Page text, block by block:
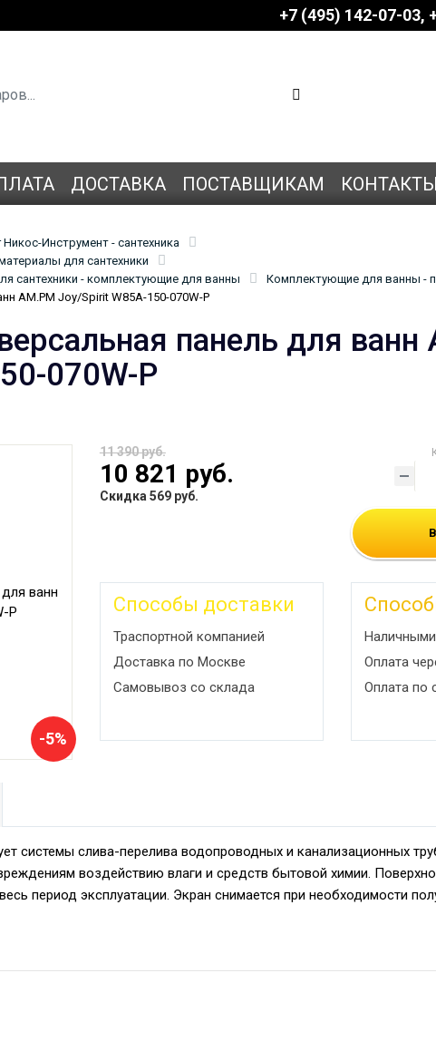
+7 (495) 142-07-03
ДОСТАВКА ПОСТАВЩИКАМ КОНТАКТЫ
Никос-Инструмент - сантехника
для сантехники
сантехники - комплектующие для ванны
Комплектующие для ванны -
AM.PM Joy/Spirit W85A-150-070W-P
панель для ванн
070W-P
-5%
11 390 руб.
10 821 руб.
Скидка 569 руб.
Способы доставки
Траспортной компанией
Доставка по Москве
Самовывоз со склада
Наличными
Оплата
Оплата по
системы слива-перелива водопроводных и канализационных
воздействию влаги и средств бытовой химии.
период эксплуатации. Экран снимается при необходимости